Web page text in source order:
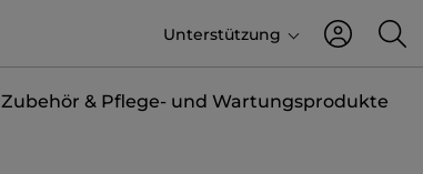
Unterstützung
Zubehör & Pflege- und Wartungsprodukte